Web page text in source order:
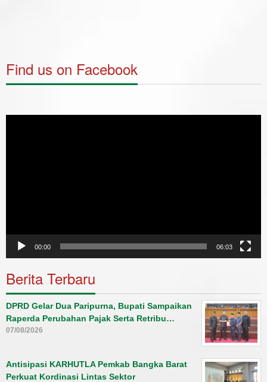
Find us on Facebook
00:00 06:03
Berita Terbaru
DPRD Gelar Dua Paripurna, Bupati Sampaikan
Raperda Perubahan Pajak Serta Retribu…
07/08/2026
Antisipasi KARHUTLA Pemkab Bangka Barat
Perkuat Kordinasi Lintas Sektor